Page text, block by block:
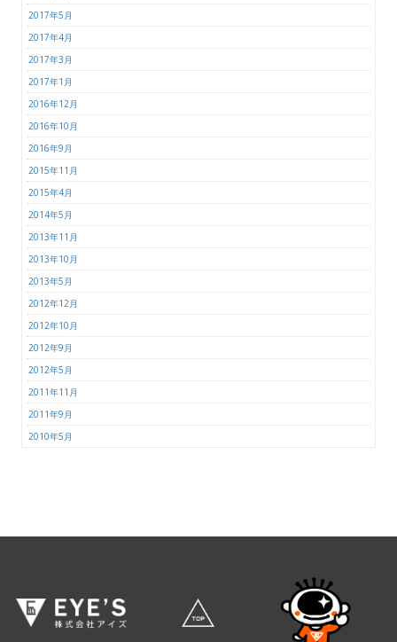
2017年5月
2017年4月
2017年3月
2017年1月
2016年12月
2016年10月
2016年9月
2015年11月
2015年4月
2014年5月
2013年11月
2013年10月
2013年5月
2012年12月
2012年10月
2012年9月
2012年5月
2011年11月
2011年9月
2010年5月